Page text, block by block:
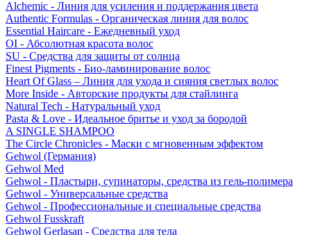
Alchemic - Линия для усиления и поддержания цвета
Authentic Formulas - Органическая линия для волос
Essential Haircare - Eжедневный уход
OI - Абсолютная красота волос
SU - Средства для защиты от солнца
Finest Pigments - Био-ламинирование волос
Heart Of Glass – Линия для ухода и сияния светлых волос
More Inside - Авторские продукты для стайлинга
Natural Tech - Натуральный уход
Pasta & Love - Идеальное бритье и уход за бородой
A SINGLE SHAMPOO
The Circle Chronicles - Маски с мгновенным эффектом
Gehwol (Германия)
Gehwol Med
Gehwol - Пластыри, супинаторы, средства из гель-полимера
Gehwol - Универсальные средства
Gehwol - Профессиональные и специальные средства
Gehwol Fusskraft
Gehwol Gerlasan - Средства для тела